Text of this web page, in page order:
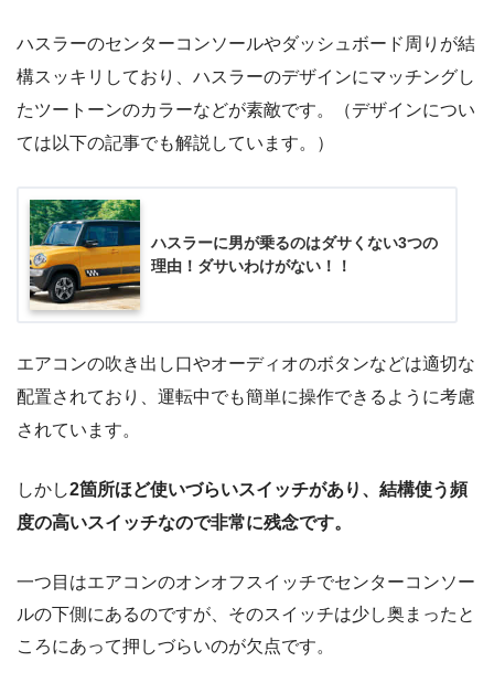
ハスラーのセンターコンソールやダッシュボード周りが結
構スッキリしており、ハスラーのデザインにマッチングし
たツートーンのカラーなどが素敵です。（デザインについ
ては以下の記事でも解説しています。）
ハスラーに男が乗るのはダサくない3つの
理由！ダサいわけがない！！
エアコンの吹き出し口やオーディオのボタンなどは適切な
配置されており、運転中でも簡単に操作できるように考慮
されています。
しかし2箇所ほど使いづらいスイッチがあり、結構使う頻
度の高いスイッチなので非常に残念です。
一つ目はエアコンのオンオフスイッチでセンターコンソー
ルの下側にあるのですが、そのスイッチは少し奥まったと
ころにあって押しづらいのが欠点です。